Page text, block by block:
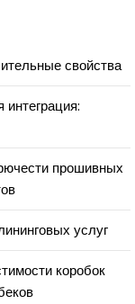
свойства
прошивных
услуг
коробок